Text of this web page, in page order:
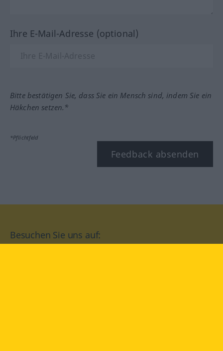
Ihre E-Mail-Adresse (optional)
Bitte bestätigen Sie, dass Sie ein Mensch sind, indem Sie ein
Häkchen setzen.*
*Pflichtfeld
Feedback absenden
Besuchen Sie uns auf: